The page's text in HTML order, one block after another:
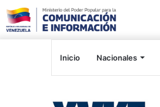
Inicio Nacionales